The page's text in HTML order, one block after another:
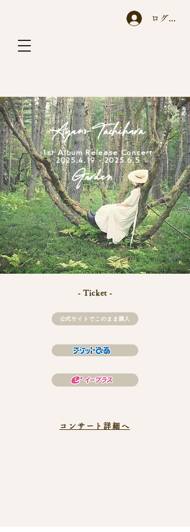
ログイン
Ayano Tachihara
1st Album Release Concert
2025.4.19 - 2025.6.5
Garden
- Ticket -
公式サイトでこのまま購入
コンサート詳細へ